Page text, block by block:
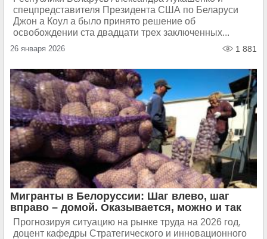
спецпредставителя Президента США по Беларуси
Джон а Коул а было принято решение об
освобождении ста двадцати трех заключенных...
26 января 2026 1 881
Мигранты в Белоруссии: Шаг влево, шаг
вправо – домой. Оказывается, можно и так
Прогнозируя ситуацию на рынке труда на 2026 год,
доцент кафедры Стратегического и инновационного